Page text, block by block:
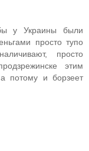
у Украины были
просто тупо
просто
этим
потому и борзеет